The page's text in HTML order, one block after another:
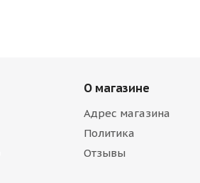
О магазине
Адрес магазина
Политика
Отзывы